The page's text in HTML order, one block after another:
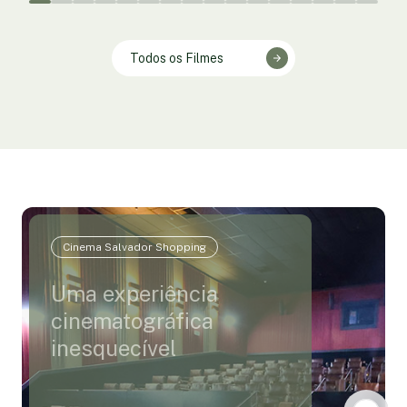
Todos os Filmes
Cinema Salvador Shopping
Uma experiência
cinematográfica
inesquecível